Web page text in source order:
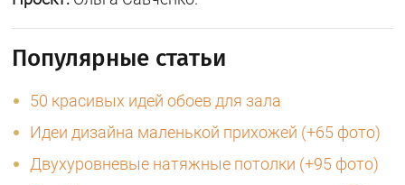
Популярные статьи
50 красивых идей обоев для зала
Идеи дизайна маленькой прихожей (+65 фото)
Двухуровневые натяжные потолки (+95 фото)